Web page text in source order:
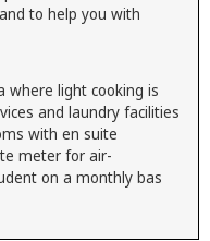
and to help you with
where light cooking is
services and laundry
with en suite
meter for air-
student on a monthly bas